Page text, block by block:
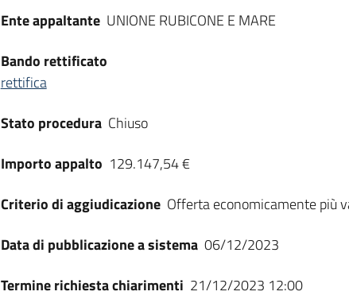
Ente appaltante UNIONE RUBICONE E MARE
Bando rettificato
rettifica
Stato procedura Chiuso
Importo appalto 129.147,54 €
Criterio di aggiudicazione Offerta economicamente più
Data di pubblicazione a sistema 06/12/2023
Termine richiesta chiarimenti 21/12/2023 12:00